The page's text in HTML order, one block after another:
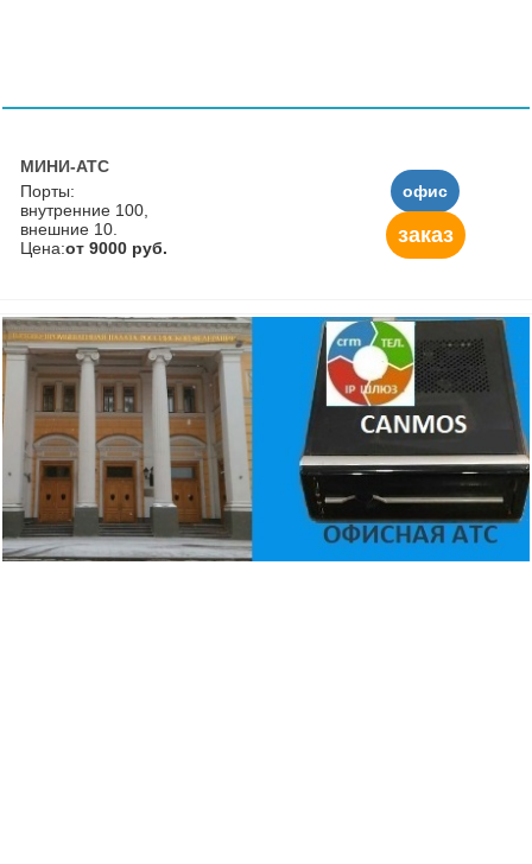
МИНИ-АТС
Порты:
внутренние 100,
внешние 10.
Цена:от 9000 руб.
офис
заказ